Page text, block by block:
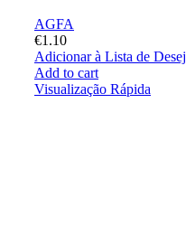
AGFA
€1.10
Adicionar à Lista de
Add to cart
Visualização Rápida